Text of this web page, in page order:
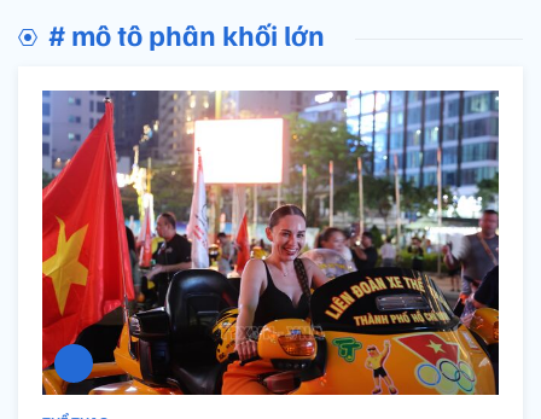
# mô tô phân khối lớn